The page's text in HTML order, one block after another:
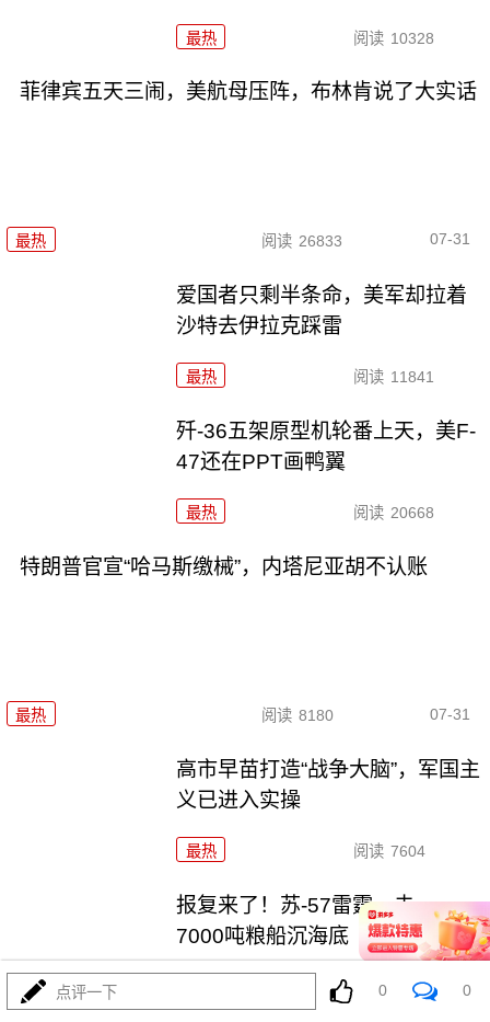
最热 阅读 10328
菲律宾五天三闹，美航母压阵，布林肯说了大实话
最热 阅读 26833 07-31
爱国者只剩半条命，美军却拉着
沙特去伊拉克踩雷
最热 阅读 11841
歼-36五架原型机轮番上天，美F-
47还在PPT画鸭翼
最热 阅读 20668
特朗普官宣“哈马斯缴械”，内塔尼亚胡不认账
最热 阅读 8180 07-31
高市早苗打造“战争大脑”，军国主
义已进入实操
最热 阅读 7604
报复来了！苏-57雷霆一击，
7000吨粮船沉海底
阅读 25046
点评一下 0 0